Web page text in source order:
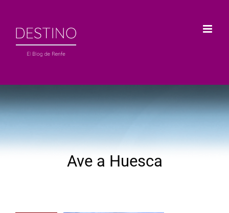
contenido
Ave a Huesca